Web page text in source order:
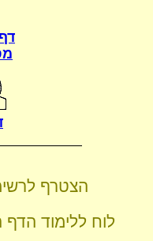
הצטרף
לוח ללימוד הדף